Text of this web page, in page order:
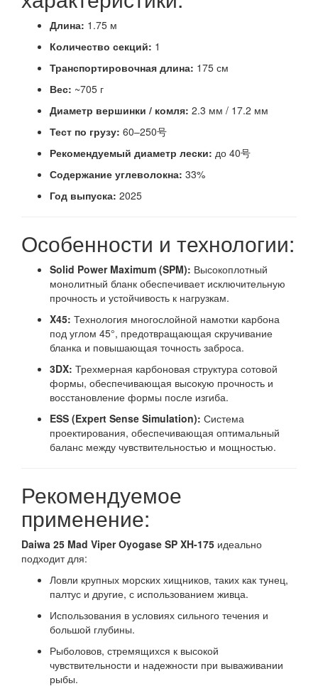
Длина: 1.75 м
Количество секций: 1
Транспортировочная длина: 175 см
Вес: ~705 г
Диаметр вершинки / комля: 2.3 мм / 17.2 мм
Тест по грузу: 60–250号
Рекомендуемый диаметр лески: до 40号
Содержание углеволокна: 33%
Год выпуска: 2025​
Особенности и технологии:
Solid Power Maximum (SPM): Высокоплотный
монолитный бланк обеспечивает исключительную
прочность и устойчивость к нагрузкам.
X45: Технология многослойной намотки карбона
под углом 45°, предотвращающая скручивание
бланка и повышающая точность заброса.
3DX: Трехмерная карбоновая структура сотовой
формы, обеспечивающая высокую прочность и
восстановление формы после изгиба.
ESS (Expert Sense Simulation): Система
проектирования, обеспечивающая оптимальный
баланс между чувствительностью и мощностью.
Рекомендуемое
применение:
Daiwa 25 Mad Viper Oyogase SP XH-175 идеально
подходит для:
Ловли крупных морских хищников, таких как тунец,
палтус и другие, с использованием живца.
Использования в условиях сильного течения и
большой глубины.
Рыболовов, стремящихся к высокой
чувствительности и надежности при вываживании
рыбы.